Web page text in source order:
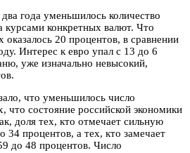
года уменьшилось количество
конкретных валют. Что
оказалось 20 процентов, в сравнении
Интерес к евро упал с 13 до 6
уже изначально невысокий,
что уменьшилось число
что состояние российской экономики
доля тех, кто отмечает сильную
34 процентов, а тех, кто замечает
до 48 процентов. Число